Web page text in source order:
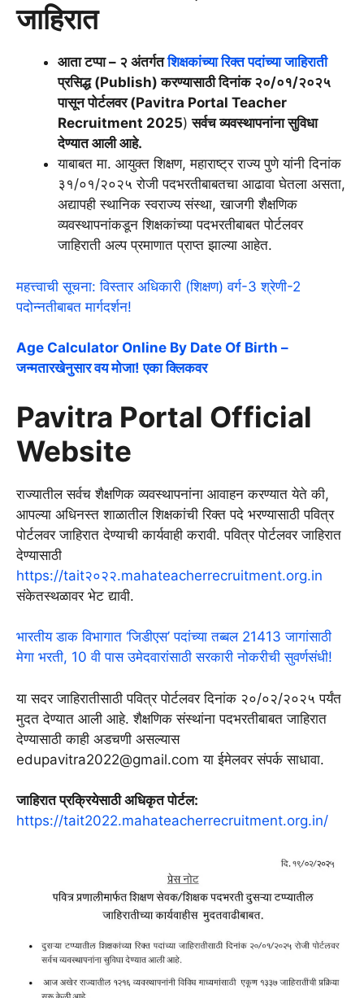
जाहिरात
आता टप्पा – २ अंतर्गतशिक्षकांच्या रिक्त पदांच्या जाहिराती
प्रसिद्ध (Publish) करण्यासाठी दिनांक २०/०१/२०२५
पासून पोर्टलवर (Pavitra Portal Teacher
Recruitment 2025)सर्वच व्यवस्थापनांना सुविधा
देण्यात आली आहे.
याबाबत मा. आयुक्त शिक्षण, महाराष्ट्र राज्य पुणे यांनी दिनांक
३१/०१/२०२५ रोजी पदभरतीबाबतचा आढावा घेतला असता,
अद्यापही स्थानिक स्वराज्य संस्था, खाजगी शैक्षणिक
व्यवस्थापनांकडून शिक्षकांच्या पदभरतीबाबत पोर्टलवर
जाहिराती अल्प प्रमाणात प्राप्त झाल्या आहेत.
महत्त्वाची सूचना: विस्तार अधिकारी (शिक्षण) वर्ग-3 श्रेणी-2
पदोन्नतीबाबत मार्गदर्शन!
Age Calculator Online By Date Of Birth –
जन्मतारखेनुसार वय मोजा! एका क्लिकवर
Pavitra Portal Official
Website
राज्यातील सर्वच शैक्षणिक व्यवस्थापनांना आवाहन करण्यात येते की,
आपल्या अधिनस्त शाळातील शिक्षकांची रिक्त पदे भरण्यासाठी पवित्र
पोर्टलवर जाहिरात देण्याची कार्यवाही करावी. पवित्र पोर्टलवर जाहिरात
देण्यासाठी
https://tait२०२२.mahateacherrecruitment.org.in
संकेतस्थळावर भेट द्यावी.
भारतीय डाक विभागात ‘जिडीएस’ पदांच्या तब्बल 21413 जागांसाठी
मेगा भरती, 10 वी पास उमेदवारांसाठी सरकारी नोकरीची सुवर्णसंधी!
या सदर जाहिरातीसाठी पवित्र पोर्टलवर दिनांक २०/०२/२०२५ पर्यंत
मुदत देण्यात आली आहे. शैक्षणिक संस्थांना पदभरतीबाबत जाहिरात
देण्यासाठी काही अडचणी असल्यास
edupavitra2022@gmail.com या ईमेलवर संपर्क साधावा.
जाहिरात प्रक्रियेसाठी अधिकृत पोर्टल:
https://tait2022.mahateacherrecruitment.org.in/